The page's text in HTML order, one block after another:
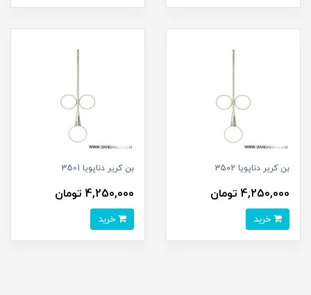
بن کریر دناپویا 3502
4,250,000 تومان
بن کریر دناپویا 3501
4,250,000 تومان